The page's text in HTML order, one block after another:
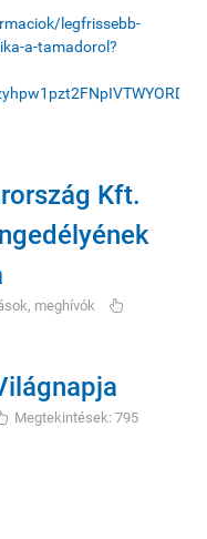
legfrissebb-
a-tamadorol?
Kft.
meghívók
Megtekintések: 795